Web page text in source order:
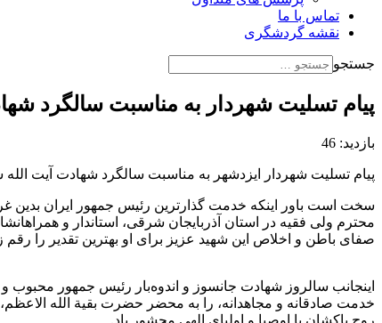
تماس با ما
نقشه گردشگری
جستجو
پیام تسلیت شهردار به مناسبت سالگرد
بازدید: 46
پیام تسلیت شهردار ایزدشهر به مناسبت سالگرد شهادت آیت‌
سخت است باور اینکه خدمت گذارترین رئیس جمهور ایران بدین
محترم ولی فقیه در استان آذربایجان شرقی، استاندار و
صفای باطن و اخلاص این شهید عزیز برای او بهترین تقدیر را
اینجانب سالروز شهادت جانسوز و اندوه‌بار رئیس جمهور محبوب
خدمت صادقانه و مجاهدانه، را به محضر حضرت بقیة الله
روح پاکشان با اوصيا و اوليای الهی محشور باد.